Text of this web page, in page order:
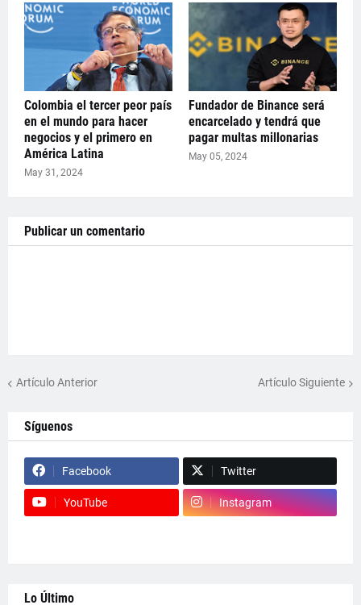
Colombia el tercer peor país
en el mundo para hacer
negocios y el primero en
América Latina
May 31, 2024
Fundador de Binance será
encarcelado y tendrá que
pagar multas millonarias
May 05, 2024
Publicar un comentario
Artículo Anterior Artículo Siguiente
Síguenos
Facebook Twitter
YouTube Instagram
Lo Último